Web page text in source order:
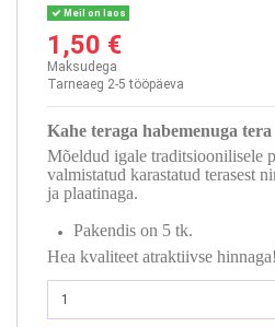
Meil on laos
1,50 €
Maksudega
Tarneaeg 2-5 tööpäeva
Kahe teraga habemenuga
Mõeldud igale traditsioonilisele
valmistatud karastatud terasest
ja plaatinaga.
Pakendis on 5 tk.
Hea kvaliteet atraktiivse hinnaga!